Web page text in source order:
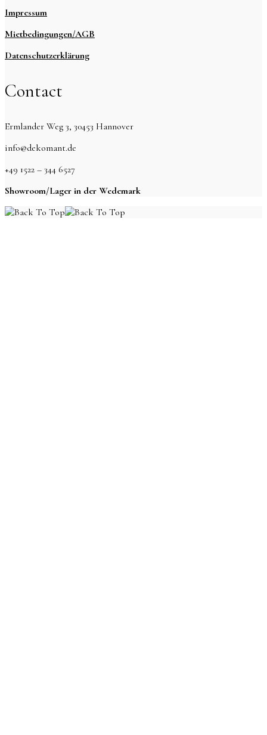
Impressum
Mietbedingungen/AGB
Datenschutzerklärung
Contact
Ermlander Weg 3, 30453 Hannover
info@dekomant.de
+49 1522 – 344 6527
Showroom/Lager in der Wedemark